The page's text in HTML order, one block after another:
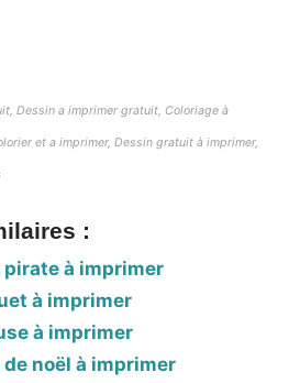
Dessin a imprimer gratuit, Coloriage à
et a imprimer, Dessin gratuit à imprimer,
:
pirate à imprimer
à imprimer
à imprimer
noël à imprimer